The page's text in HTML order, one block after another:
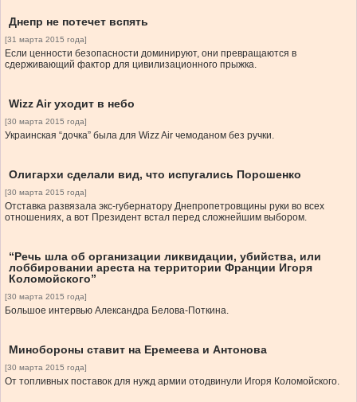
Днепр не потечет вспять
[31 марта 2015 года]
Если ценности безопасности доминируют, они превращаются в
сдерживающий фактор для цивилизационного прыжка.
Wizz Air уходит в небо
[30 марта 2015 года]
Украинская “дочка” была для Wizz Air чемоданом без ручки.
Олигархи сделали вид, что испугались Порошенко
[30 марта 2015 года]
Отставка развязала экс-губернатору Днепропетровщины руки во всех
отношениях, а вот Президент встал перед сложнейшим выбором.
“Речь шла об организации ликвидации, убийства, или
лоббировании ареста на территории Франции Игоря
Коломойского”
[30 марта 2015 года]
Большое интервью Александра Белова-Поткина.
Минобороны ставит на Еремеева и Антонова
[30 марта 2015 года]
От топливных поставок для нужд армии отодвинули Игоря Коломойского.